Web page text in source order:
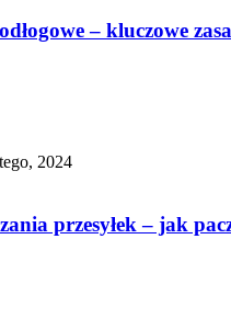
– kluczowe
2024
przesyłek – jak